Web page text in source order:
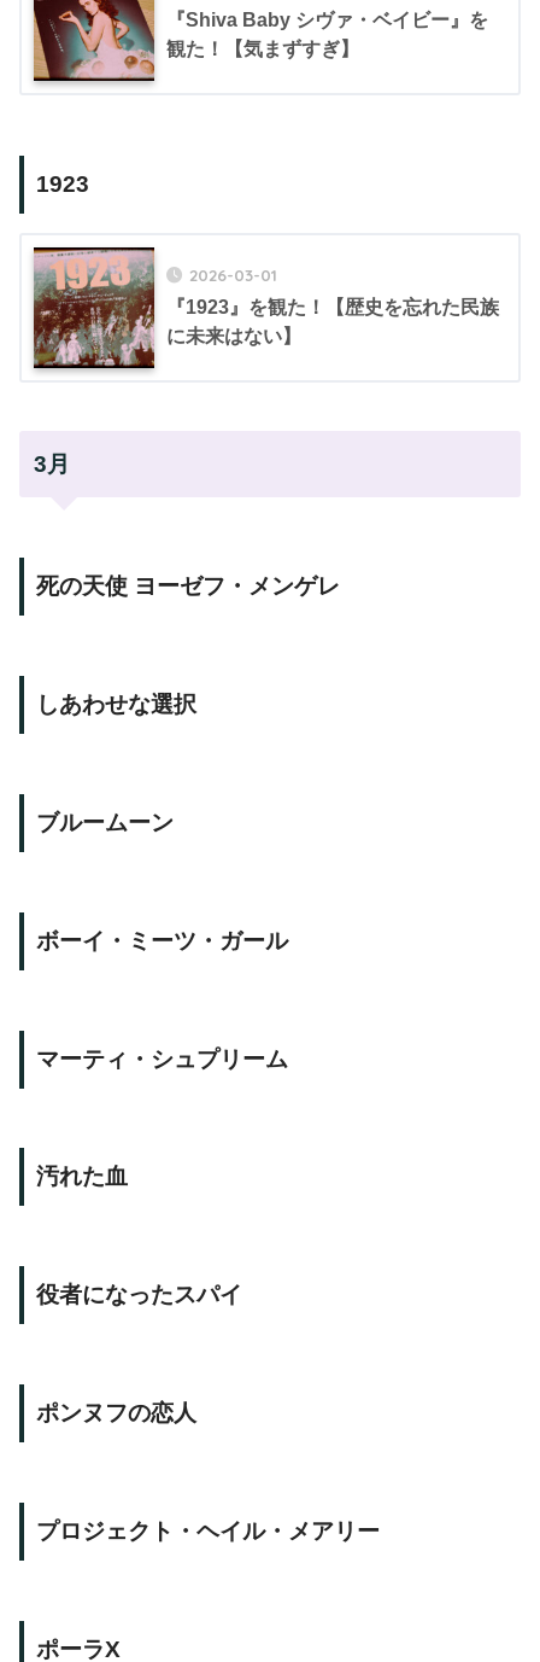
『Shiva Baby シヴァ・ベイビー』を
観た！【気まずすぎ】
1923
2026-03-01
『1923』を観た！【歴史を忘れた民族
に未来はない】
3月
死の天使 ヨーゼフ・メンゲレ
しあわせな選択
ブルームーン
ボーイ・ミーツ・ガール
マーティ・シュプリーム
汚れた血
役者になったスパイ
ポンヌフの恋人
プロジェクト・ヘイル・メアリー
ポーラX